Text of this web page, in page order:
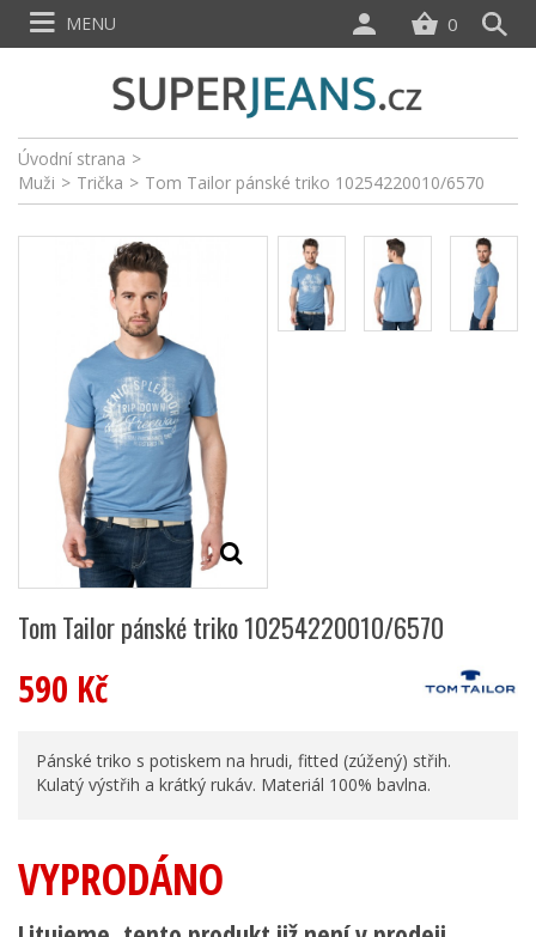
Úvodní strana >
Muži > Trička > Tom Tailor pánské triko 10254220010/6570
Tom Tailor pánské triko 10254220010/6570
590 Kč
Pánské triko s potiskem na hrudi, fitted (zúžený) střih.
Kulatý výstřih a krátký rukáv. Materiál 100% bavlna.
VYPRODÁNO
0
MENU